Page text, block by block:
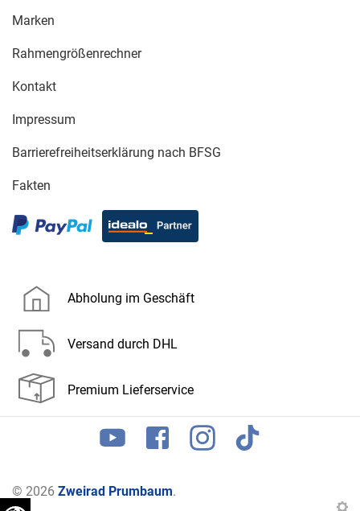
Marken
Rahmengrößenrechner
Kontakt
Impressum
Barrierefreiheitserklärung nach BFSG
Fakten
Abholung im Geschäft
Versand durch DHL
Premium Lieferservice
© 2026 Zweirad Prumbaum.